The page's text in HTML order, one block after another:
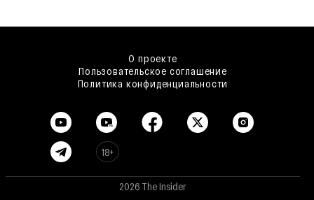
О проекте
Пользовательское соглашение
Политика конфиденциальности
18+
2026 The Insider